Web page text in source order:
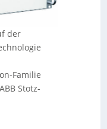
der
Familie
Stotz-